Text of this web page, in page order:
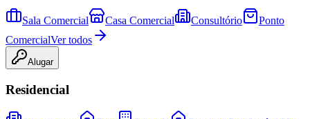
Sala Comercial Casa Comercial Consultório
Ponto
ComercialVer todos
Alugar
Residencial